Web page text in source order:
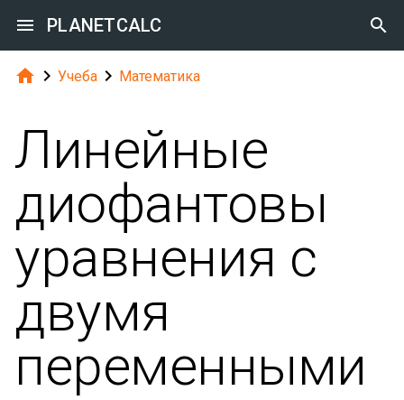
 PLANETCALC 
  Учеба  Математика
Линейные
диофантовы
уравнения с
двумя
переменными